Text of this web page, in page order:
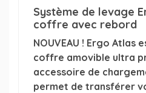
Système de levage
coffre avec rebord
NOUVEAU ! Ergo Atlas
coffre amovible ultra
accessoire de
permet de transférer